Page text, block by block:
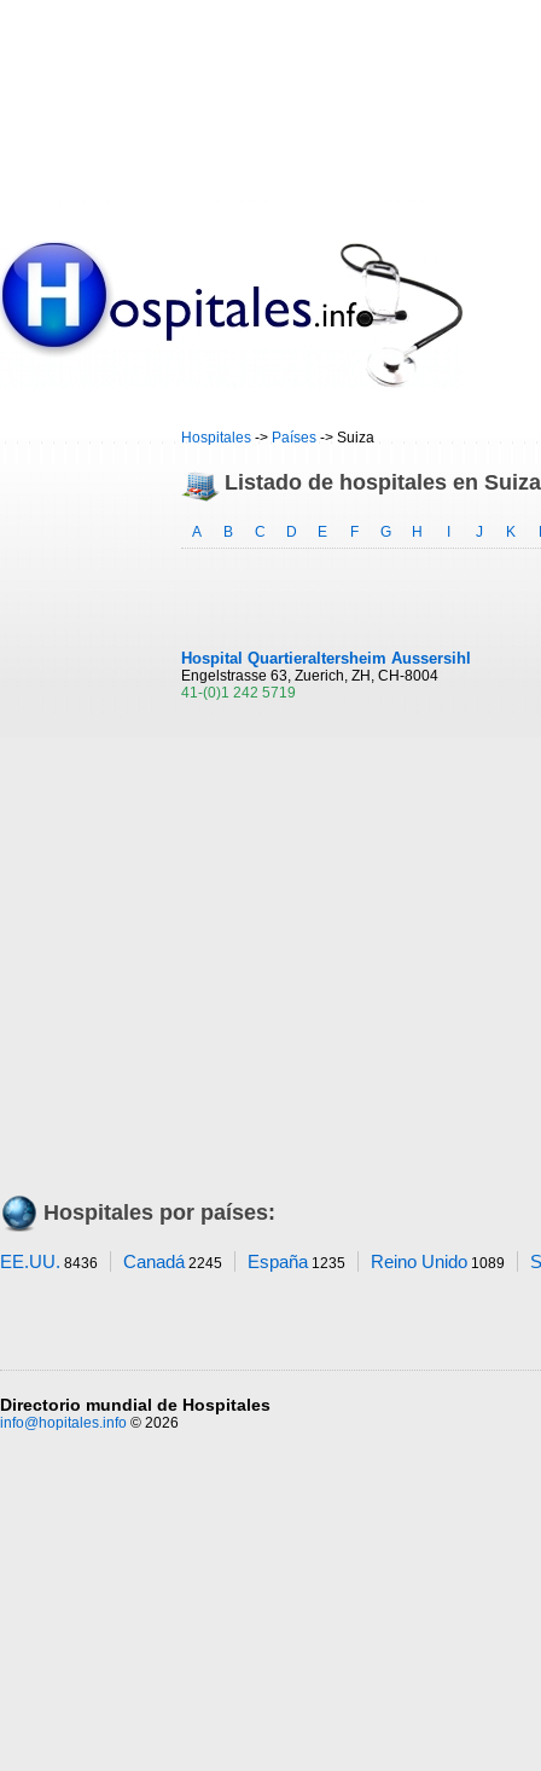
Hospitales -> Países -> Suiza
Listado de hospitales en Suiza
A B C D E F G H J K
Hospital Quartieraltersheim Aussersihl
Engelstrasse 63, Zuerich, ZH, CH-8004
41-(0)1 242 5719
Hospitales por países:
EE.UU. 8436 Canadá2245 España1235 Reino Unido 1089
Directorio mundial de Hospitales
info@hopitales.info © 2026